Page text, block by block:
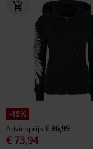
-15%
Adviesprijs € 86,99
€ 73,94